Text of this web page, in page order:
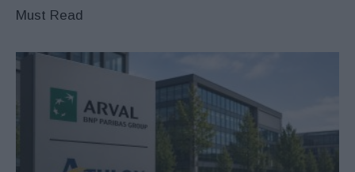
Must Read